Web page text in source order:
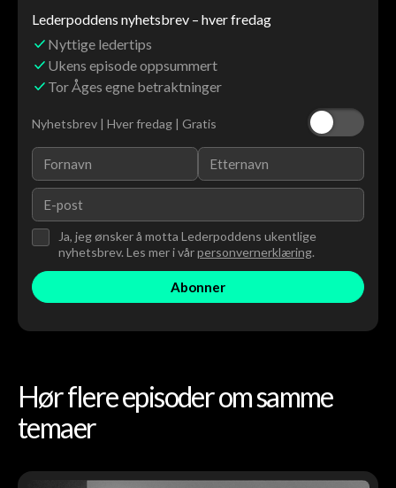
Lederpoddens nyhetsbrev – hver fredag
Nyttige ledertips
Ukens episode oppsummert
Tor Åges egne betraktninger
Nyhetsbrev | Hver fredag | Gratis
Ja, jeg ønsker å motta Lederpoddens ukentlige
nyhetsbrev. Les mer i vårpersonvernerklæring.
Hør flere episoder om samme
temaer